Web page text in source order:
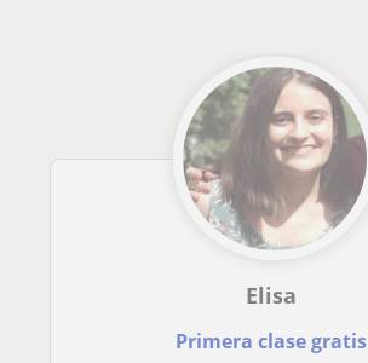
Elisa
Primera clase gratis